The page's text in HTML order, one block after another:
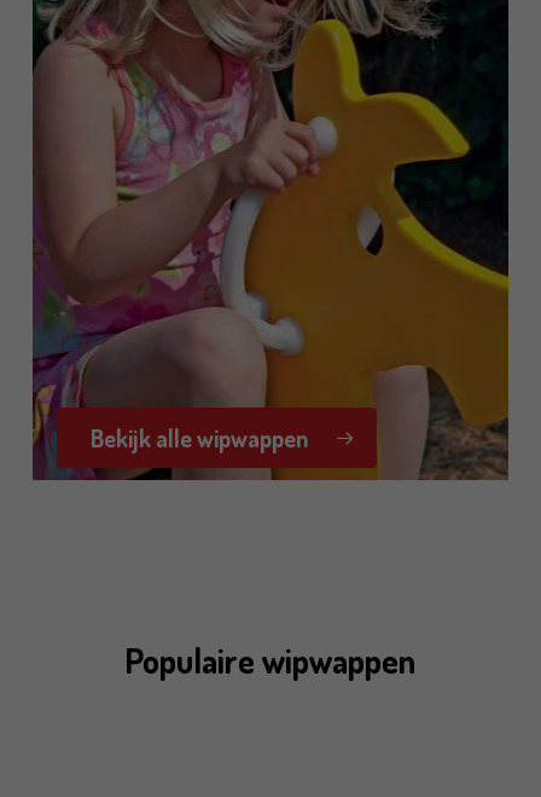
Bekijk alle wipwappen
Populaire wipwappen